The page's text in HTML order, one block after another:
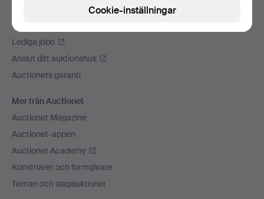
Press
Lediga jobb
Anslut ditt auktionshus
Auctionets garanti
Mer från Auctionet
Auctionet Magazine
Auctionet-appen
Auctionet Academy
Konstnärer och formgivare
Teman och slagauktioner
Cookie-inställningar